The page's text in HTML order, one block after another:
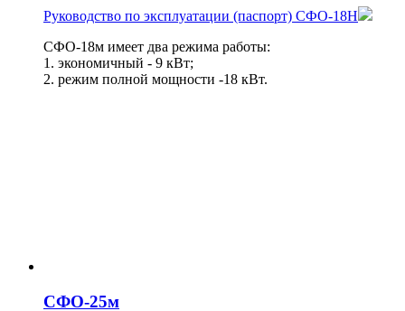
Руководство по эксплуатации (паспорт) СФО-18Н
СФО-18м имеет два режима работы:
1. экономичный - 9 кВт;
2. режим полной мощности -18 кВт.
СФО-25м